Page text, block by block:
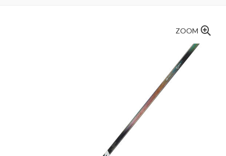
ZOOM